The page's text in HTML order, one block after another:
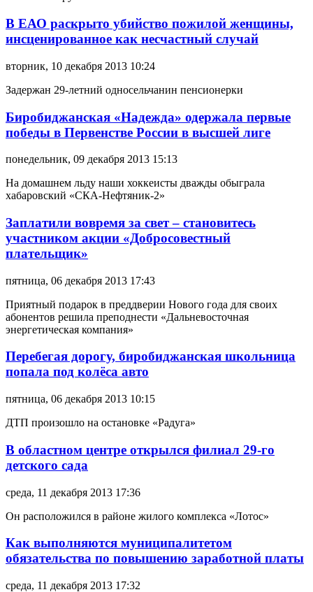
В ЕАО раскрыто убийство пожилой женщины,
инсценированное как несчастный случай
вторник, 10 декабря 2013 10:24
Задержан 29-летний односельчанин пенсионерки
Биробиджанская «Надежда» одержала первые
победы в Первенстве России в высшей лиге
понедельник, 09 декабря 2013 15:13
На домашнем льду наши хоккеисты дважды обыграла
хабаровский «СКА-Нефтяник-2»
Заплатили вовремя за свет – становитесь
участником акции «Добросовестный
плательщик»
пятница, 06 декабря 2013 17:43
Приятный подарок в преддверии Нового года для своих
абонентов решила преподнести «Дальневосточная
энергетическая компания»
Перебегая дорогу, биробиджанская школьница
попала под колёса авто
пятница, 06 декабря 2013 10:15
ДТП произошло на остановке «Радуга»
В областном центре открылся филиал 29-го
детского сада
среда, 11 декабря 2013 17:36
Он расположился в районе жилого комплекса «Лотос»
Как выполняются муниципалитетом
обязательства по повышению заработной платы
среда, 11 декабря 2013 17:32